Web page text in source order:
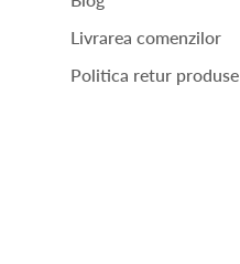
Livrarea comenzilor
Politica retur produse